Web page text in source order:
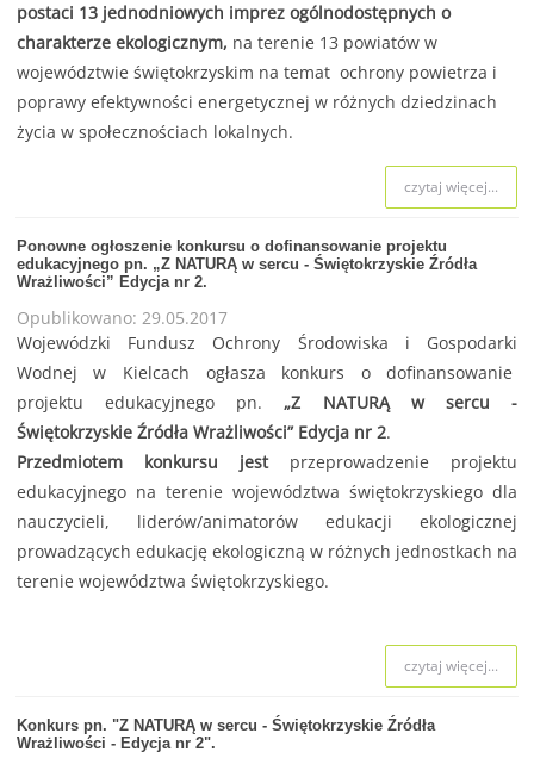
postaci 13 jednodniowych imprez ogólnodostępnych o
charakterze ekologicznym, na terenie 13 powiatów w
województwie świętokrzyskim na temat ochrony powietrza i
poprawy efektywności energetycznej w różnych dziedzinach
życia w społecznościach lokalnych.
czytaj więcej...
Ponowne ogłoszenie konkursu o dofinansowanie projektu
edukacyjnego pn. „Z NATURĄ w sercu - Świętokrzyskie Źródła
Wrażliwości” Edycja nr 2.
Opublikowano: 29.05.2017
Wojewódzki Fundusz Ochrony Środowiska i Gospodarki
Wodnej w Kielcach ogłasza konkurs o dofinansowanie
projektu edukacyjnego pn.„Z NATURĄ w sercu -
Świętokrzyskie Źródła Wrażliwości” Edycja nr 2.
Przedmiotem konkursu jestprzeprowadzenie projektu
edukacyjnego na terenie województwa świętokrzyskiego dla
nauczycieli, liderów/animatorów edukacji ekologicznej
prowadzących edukację ekologiczną w różnych jednostkach na
terenie województwa świętokrzyskiego.
czytaj więcej...
Konkurs pn. "Z NATURĄ w sercu - Świętokrzyskie Źródła
Wrażliwości - Edycja nr 2".